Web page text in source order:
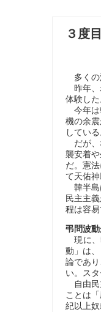
３度
多くの
昨年、
体験し
今年は
機の余
している
だが、
襲安着
だ。憲
て天佑神
韓半島
民主主
程は容易
弔問波
現に、
動」は
論であ
い。ス
自由民
ことは
紀以上